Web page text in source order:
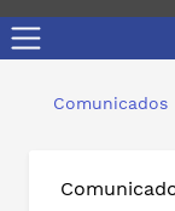
Comunicados